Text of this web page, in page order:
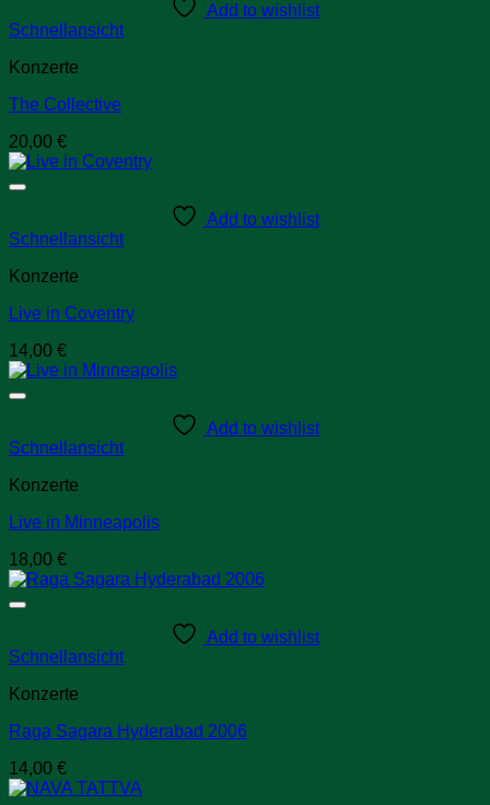
Add to wishlist
Schnellansicht
Konzerte
The Collective
20,00 €
Add to wishlist
Schnellansicht
Konzerte
Live in Coventry
14,00 €
Add to wishlist
Schnellansicht
Konzerte
Live in Minneapolis
18,00 €
Add to wishlist
Schnellansicht
Konzerte
Raga Sagara Hyderabad 2006
14,00 €